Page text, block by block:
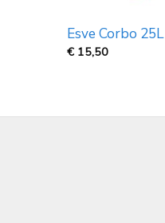
Esve Corbo 25L
€ 15,50